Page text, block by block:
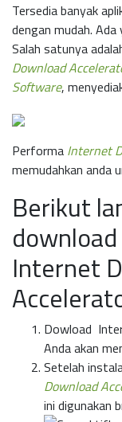
Tersedia banyak
dengan mudah.
Salah satunya
Download
Software,
Performa Internet
memudahkan anda
Berikut
Internet
Dowload
Anda akan
Setelah
Download
ini digunakan